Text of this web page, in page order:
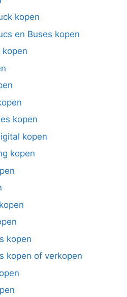
kopen
en Buses kopen
kopen
kopen
kopen
kopen
kopen of verkopen